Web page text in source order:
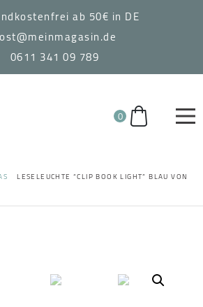
ab 50€ in DE
0611 341 09 789
0
LESELEUCHTE “CLIP BOOK LIGHT” BLAU VON